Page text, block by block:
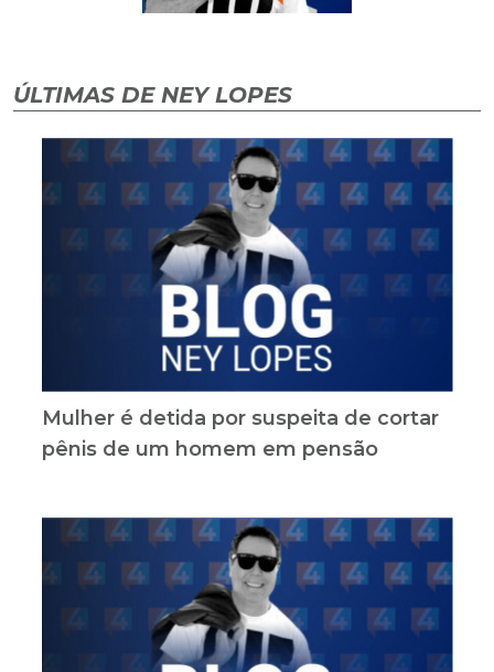
ÚLTIMAS DE NEY LOPES
Mulher é detida por suspeita de cortar
pênis de um homem em pensão